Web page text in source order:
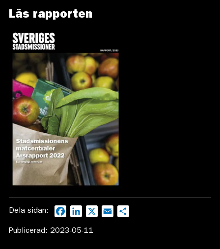
Läs rapporten
Dela sidan: FacebookLinkedIn Email
Publicerad: 2023-05-11